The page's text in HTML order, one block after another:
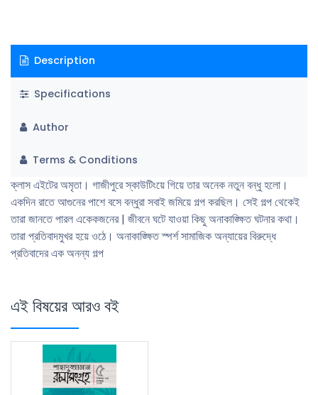
Description
Specifications
Author
Terms & Conditions
ক্লাস এইটের অমৃতা। গাজীপুরে স্কাউটিংয়ে গিয়ে তার অনেক নতুন বন্ধু হলাে।
একদিন রাতে আগুনের পাশে বসে বন্ধুরা সবাই জমিয়ে গল্প করছিল। সেই গল্প থেকেই
তারা জানতে পারল একেকজনের | জীবনে ঘটে যাওয়া কিছু অনাকাঙ্ক্ষিত ঘটনার কথা।
তারা প্রতিবাদমুখর হয়ে ওঠে। অনাকাঙ্ক্ষিত স্পর্শ সামাজিক অন্যায়ের বিরুদ্ধে
প্রতিবাদের এক অনন্য গল্প
এই বিষয়ের আরও বই